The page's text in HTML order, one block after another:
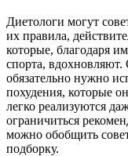
Диетологи могут
их правила,
которые, благодаря
спорта,
обязательно нужно
похудения, которые
легко реализуются
ограничиться
можно обобщить
подборку.